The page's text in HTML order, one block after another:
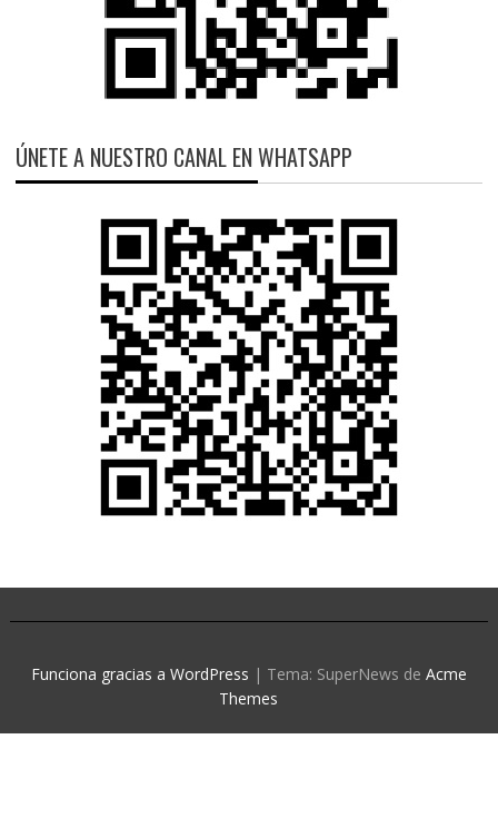
ÚNETE A NUESTRO CANAL EN WHATSAPP
Funciona gracias a WordPress | Tema: SuperNews de Acme
Themes